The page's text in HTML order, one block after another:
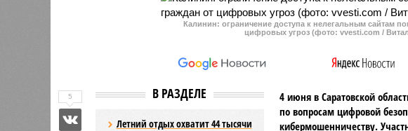
Калинин: ограничение доступа к нелегальным сайтам
цифровых угроз (фото: vvesti.com /
В РАЗДЕЛЕ
Летний отдых охватит 44 тысячи
4 июня в Саратовской
по вопросам цифровой
кибермошенничеству.
5